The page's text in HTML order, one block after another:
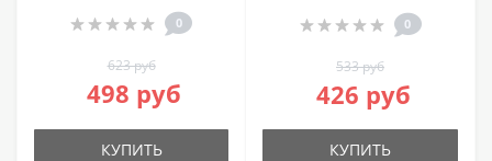
0
623 руб
498 руб
КУПИТЬ
0
533 руб
426 руб
КУПИТЬ